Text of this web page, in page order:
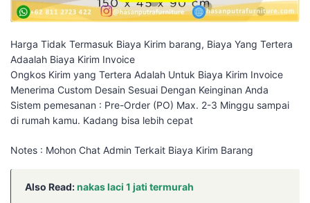
Harga Tidak Termasuk Biaya Kirim barang, Biaya Yang Tertera
Adaalah Biaya Kirim Invoice
Ongkos Kirim yang Tertera Adalah Untuk Biaya Kirim Invoice
Menerima Custom Desain Sesuai Dengan Keinginan Anda
Sistem pemesanan : Pre-Order (PO) Max. 2-3 Minggu sampai
di rumah kamu. Kadang bisa lebih cepat
Notes : Mohon Chat Admin Terkait Biaya Kirim Barang
Also Read:nakas laci 1 jati termurah